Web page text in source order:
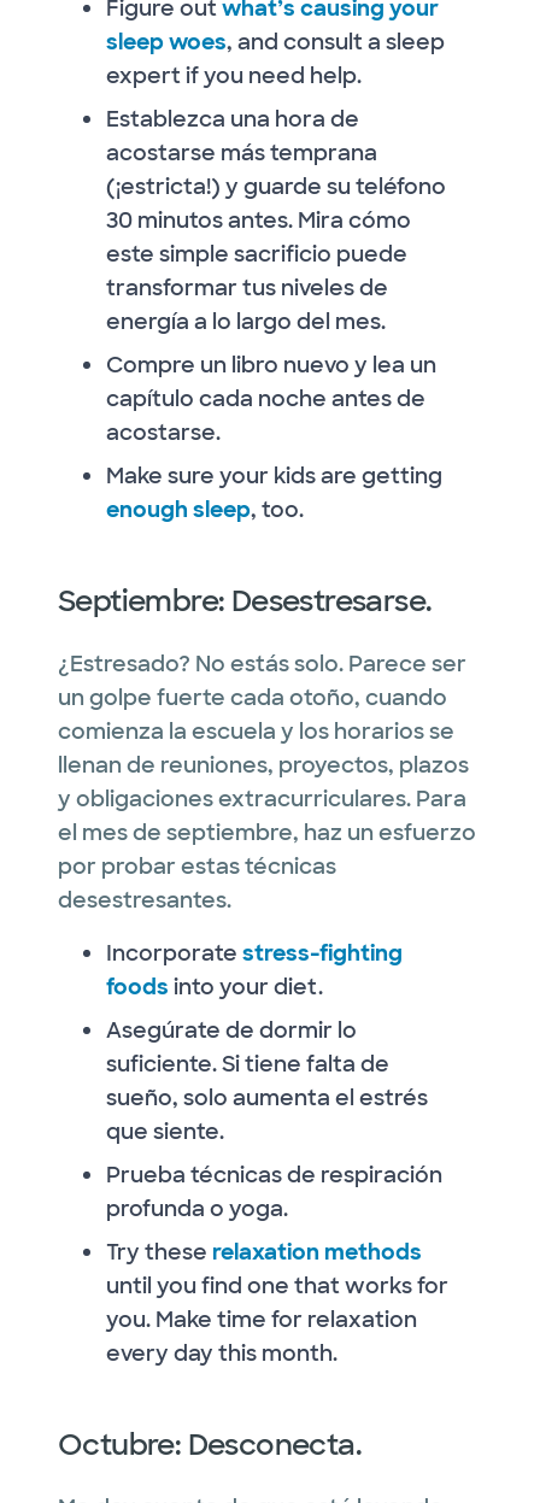
Figure outwhat’s causing your
sleep woes, and consult a sleep
expert if you need help.
Establezca una hora de
acostarse más temprana
(¡estricta!) y guarde su teléfono
30 minutos antes. Mira cómo
este simple sacrificio puede
transformar tus niveles de
energía a lo largo del mes.
Compre un libro nuevo y lea un
capítulo cada noche antes de
acostarse.
Make sure your kids are getting
enough sleep, too.
Septiembre: Desestresarse.
¿Estresado? No estás solo. Parece ser
un golpe fuerte cada otoño, cuando
comienza la escuela y los horarios se
llenan de reuniones, proyectos, plazos
y obligaciones extracurriculares. Para
el mes de septiembre, haz un esfuerzo
por probar estas técnicas
desestresantes.
Incorporate stress-fighting
foods into your diet.
Asegúrate de dormir lo
suficiente. Si tiene falta de
sueño, solo aumenta el estrés
que siente.
Prueba técnicas de respiración
profunda o yoga.
Try these relaxation methods
until you find one that works for
you. Make time for relaxation
every day this month.
Octubre: Desconecta.